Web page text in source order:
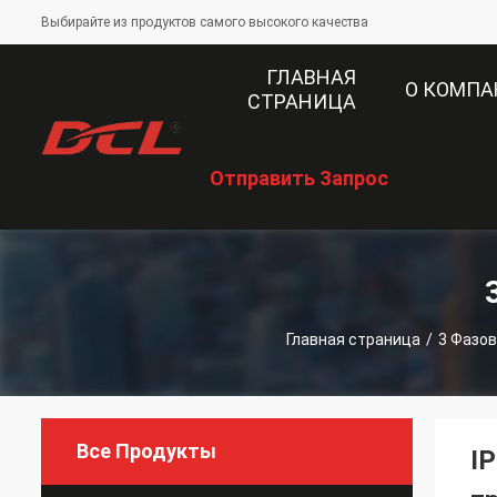
Выбирайте из продуктов самого высокого качества
ГЛАВНАЯ
СТРАНИЦА
О
Отправить Запрос
Главная страница / 3
Все Продукты